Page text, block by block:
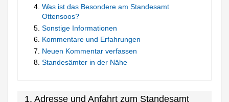
Was ist das Besondere am Standesamt
Ottensoos?
Sonstige Informationen
Kommentare und Erfahrungen
Neuen Kommentar verfassen
Standesämter in der Nähe
1. Adresse und Anfahrt zum Standesamt